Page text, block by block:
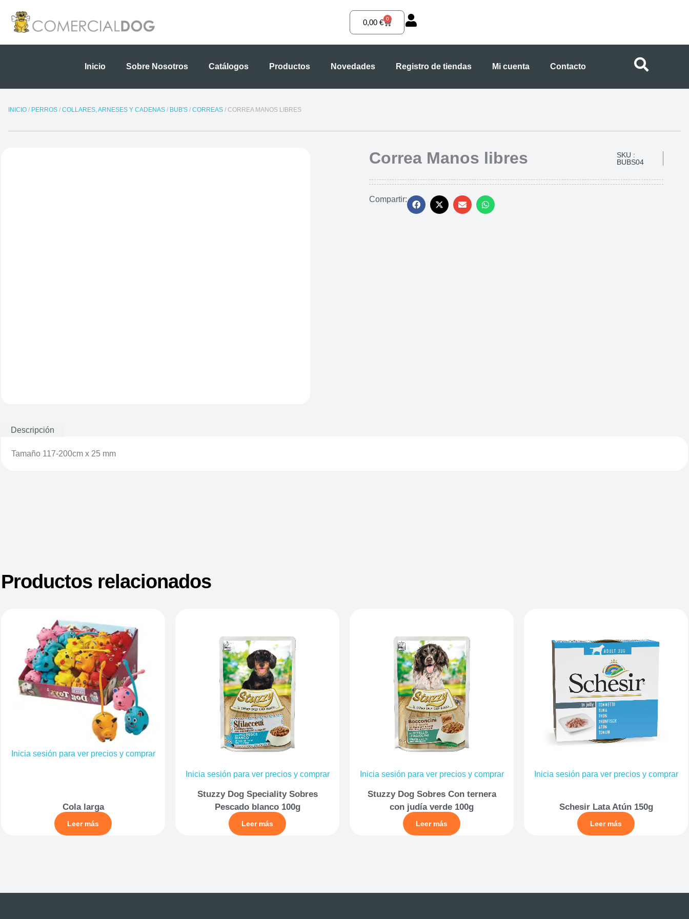
contenido
0,00 € 0
Carrito
Inicio Sobre Nosotros Catálogos Productos Novedades Registro de tiendas Mi cuenta Contacto
INICIO / PERROS / COLLARES, ARNESES Y CADENAS / BUB'S / CORREAS / CORREA MANOS LIBRES
Correa Manos libres
SKU :
BUBS04
Compartir:
Descripción
Tamaño 117-200cm x 25 mm
Productos relacionados
Inicia sesión para ver precios y comprar
Cola larga
Leer más
Inicia sesión para ver precios y comprar
Stuzzy Dog Speciality Sobres
Pescado blanco 100g
Leer más
Inicia sesión para ver precios y comprar
Stuzzy Dog Sobres Con ternera
con judía verde 100g
Leer más
Inicia sesión para ver precios y comprar
Schesir Lata Atún 150g
Leer más